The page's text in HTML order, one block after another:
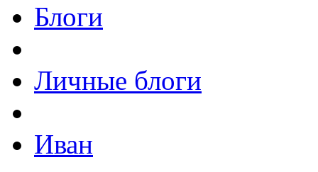
Блоги
Личные блоги
Иван